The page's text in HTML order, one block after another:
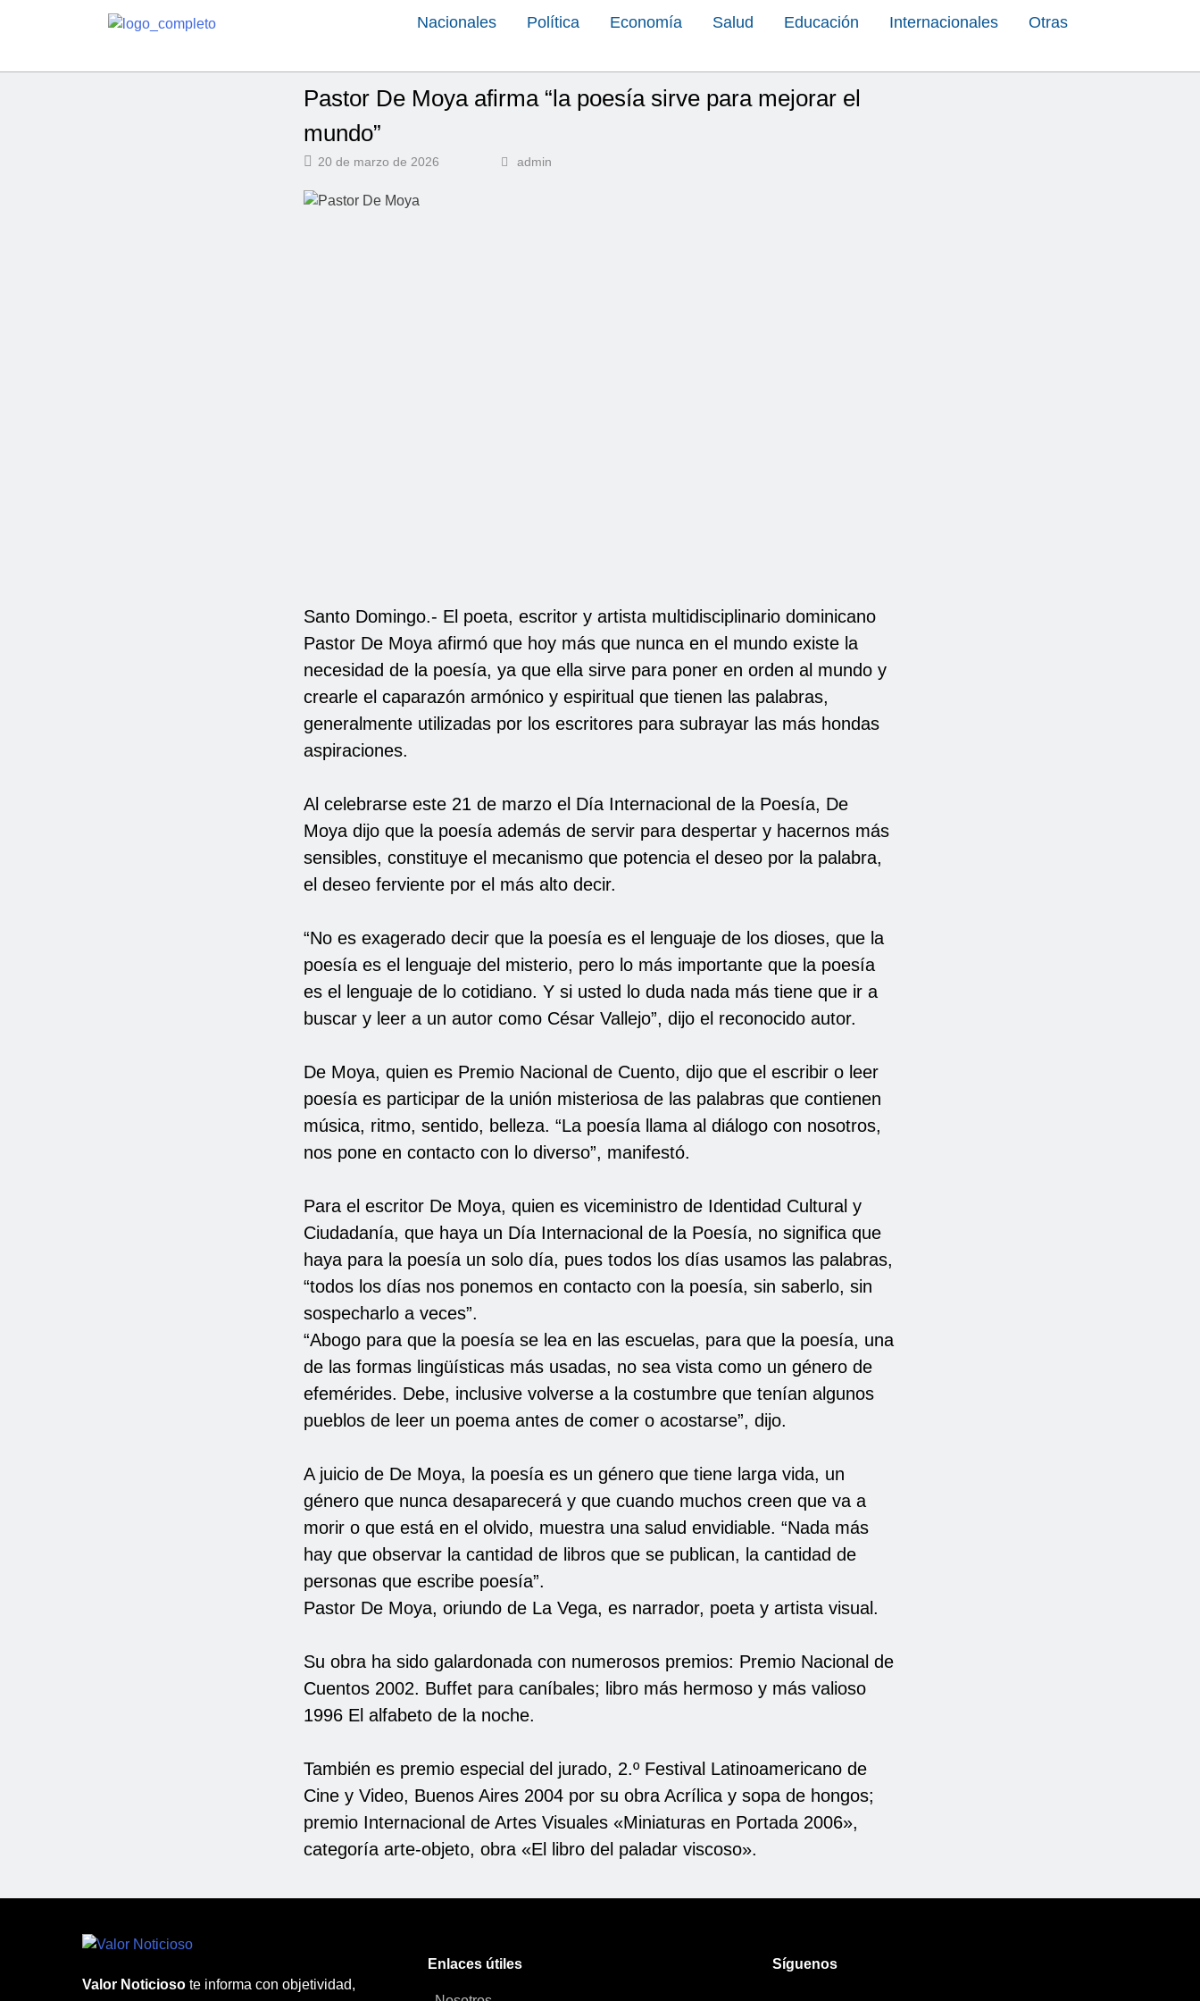
Nacionales Política Economía Salud Educación Internacionales Otras
Pastor De Moya afirma “la poesía sirve para mejorar el
mundo”
20 de marzo de 2026 admin
Santo Domingo.- El poeta, escritor y artista multidisciplinario dominicano
Pastor De Moya afirmó que hoy más que nunca en el mundo existe la
necesidad de la poesía, ya que ella sirve para poner en orden al mundo y
crearle el caparazón armónico y espiritual que tienen las palabras,
generalmente utilizadas por los escritores para subrayar las más hondas
aspiraciones.
Al celebrarse este 21 de marzo el Día Internacional de la Poesía, De
Moya dijo que la poesía además de servir para despertar y hacernos más
sensibles, constituye el mecanismo que potencia el deseo por la palabra,
el deseo ferviente por el más alto decir.
“No es exagerado decir que la poesía es el lenguaje de los dioses, que la
poesía es el lenguaje del misterio, pero lo más importante que la poesía
es el lenguaje de lo cotidiano. Y si usted lo duda nada más tiene que ir a
buscar y leer a un autor como César Vallejo”, dijo el reconocido autor.
De Moya, quien es Premio Nacional de Cuento, dijo que el escribir o leer
poesía es participar de la unión misteriosa de las palabras que contienen
música, ritmo, sentido, belleza. “La poesía llama al diálogo con nosotros,
nos pone en contacto con lo diverso”, manifestó.
Para el escritor De Moya, quien es viceministro de Identidad Cultural y
Ciudadanía, que haya un Día Internacional de la Poesía, no significa que
haya para la poesía un solo día, pues todos los días usamos las palabras,
“todos los días nos ponemos en contacto con la poesía, sin saberlo, sin
sospecharlo a veces”.
“Abogo para que la poesía se lea en las escuelas, para que la poesía, una
de las formas lingüísticas más usadas, no sea vista como un género de
efemérides. Debe, inclusive volverse a la costumbre que tenían algunos
pueblos de leer un poema antes de comer o acostarse”, dijo.
A juicio de De Moya, la poesía es un género que tiene larga vida, un
género que nunca desaparecerá y que cuando muchos creen que va a
morir o que está en el olvido, muestra una salud envidiable. “Nada más
hay que observar la cantidad de libros que se publican, la cantidad de
personas que escribe poesía”.
Pastor De Moya, oriundo de La Vega, es narrador, poeta y artista visual.
Su obra ha sido galardonada con numerosos premios: Premio Nacional de
Cuentos 2002. Buffet para caníbales; libro más hermoso y más valioso
1996 El alfabeto de la noche.
También es premio especial del jurado, 2.º Festival Latinoamericano de
Cine y Video, Buenos Aires 2004 por su obra Acrílica y sopa de hongos;
premio Internacional de Artes Visuales «Miniaturas en Portada 2006»,
categoría arte-objeto, obra «El libro del paladar viscoso».
Valor Noticioso te informa con objetividad,
Enlaces útiles Síguenos